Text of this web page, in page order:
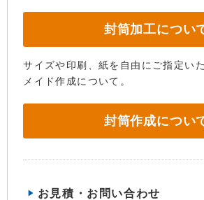
封筒加工につい
サイズや印刷、紙を自由にご指定い
メイド作成について。
封筒作成につい
お見積・お問い合わせ